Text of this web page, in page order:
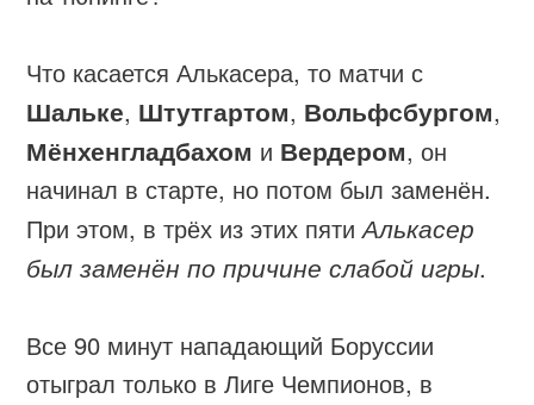
Что касается Алькасера, то матчи с
Шальке, Штутгартом, Вольфсбургом,
Мёнхенгладбахом и Вердером, он
начинал в старте, но потом был заменён.
При этом, в трёх из этих пятиАлькасер
был заменён по причине слабой игры.
Все 90 минут нападающий Боруссии
отыграл только в Лиге Чемпионов, в